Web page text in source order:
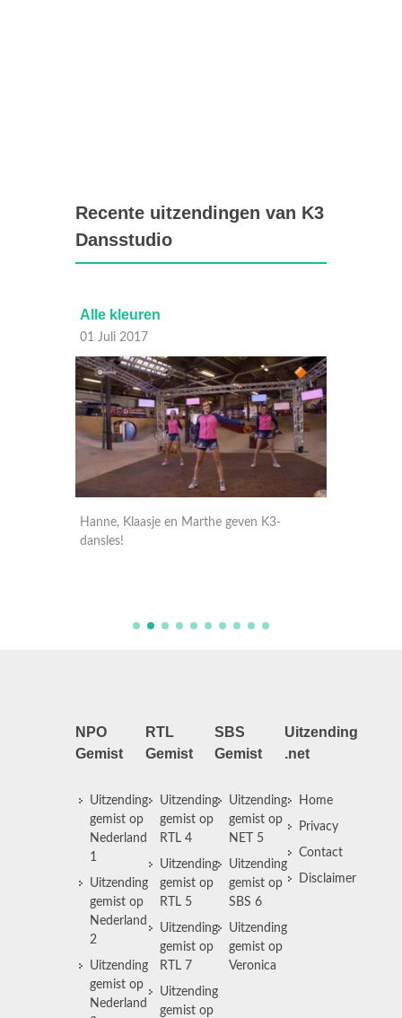
Recente uitzendingen van K3
Dansstudio
Alle kleuren
01 Juli 2017
Hanne, Klaasje en Marthe geven K3-
dansles!
NPO
Gemist
Uitzending
gemist op
Nederland
1
Uitzending
gemist op
Nederland
2
Uitzending
gemist op
Nederland
RTL
Gemist
Uitzending
gemist op
RTL 4
Uitzending
gemist op
RTL 5
Uitzending
gemist op
RTL 7
Uitzending
gemist op
SBS
Gemist
Uitzending
gemist op
NET 5
Uitzending
gemist op
SBS 6
Uitzending
gemist op
Veronica
Uitzending
.net
Home
Privacy
Contact
Disclaimer